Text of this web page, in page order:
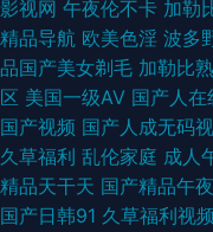
亚洲AV人人妻人人操 91迷奸
免费在线 91被操 av手机色
福利 91网站在线观看18 国
色视频 97視頻資源共享 国产
影视网 午夜伦不卡 加勒
精品导航 欧美色淫 波多
品国产美女剃毛 加勒比
区 美国一级AV 国产人
国产视频 国产人成无码
久草福利 乱伦家庭 成人
精品天干天 国产精品午
国产日韩91 久草福利视